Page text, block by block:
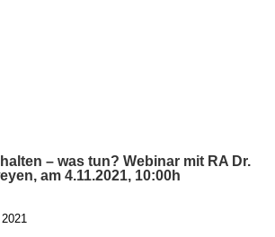
– was tun? Webinar mit RA Dr.
am 4.11.2021, 10:00h